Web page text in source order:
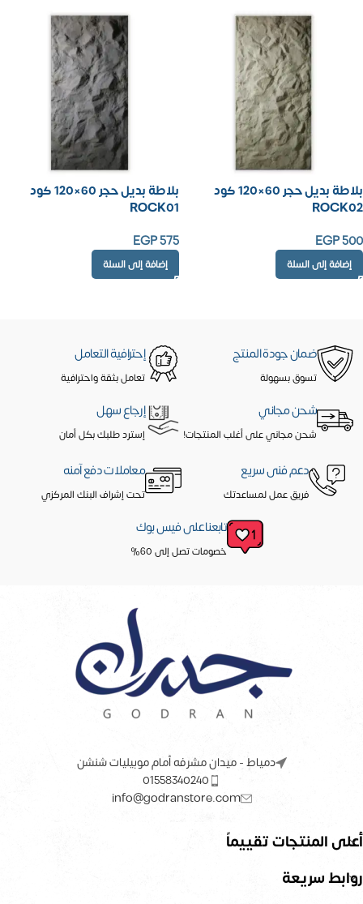
بلاطة بديل حجر 60×120 كود
ROCK02
EGP500
إضافة إلى السلة
بلاطة بديل حجر 60×120 كود
ROCK01
EGP575
إضافة إلى السلة
ضمان جودة المنتج
تسوق بسهولة
إحترافية التعامل
تعامل بثقة واحترافية
شحن مجاني
شحن مجاني على أغلب المنتجات!
إرجاع سهل
إسترد طلبك بكل أمان
دعم فنى سريع
فريق عمل لمساعدتك
معاملات دفع آمنه
تحت إشراف البنك المركزي
تابعنا على فيس بوك
خصومات تصل إلى 60%
دمياط - ميدان مشرفه أمام موبيليات شنشن
01558340240
info@godranstore.com
أعلى المنتجات تقييماً
روابط سريعة